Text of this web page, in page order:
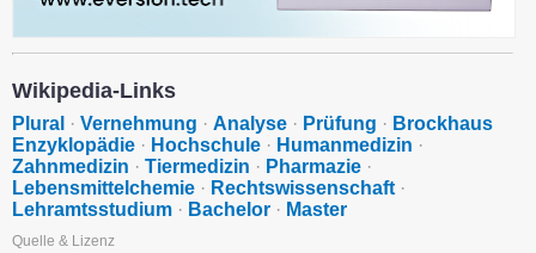
Wikipedia-Links
Plural · Vernehmung · Analyse · Prüfung · Brockhaus
Enzyklopädie · Hochschule · Humanmedizin ·
Zahnmedizin · Tiermedizin · Pharmazie ·
Lebensmittelchemie · Rechtswissenschaft ·
Lehramtsstudium · Bachelor · Master
Quelle & Lizenz